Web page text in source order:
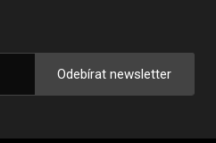
Odebírat newsletter